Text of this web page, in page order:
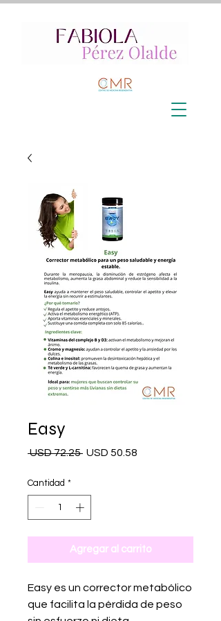
Easy
USD 72.25 Precio
USD 50.58
Cantidad *
Agregar al carrito
Easy es un corrector metabólico
que facilita la pérdida de peso